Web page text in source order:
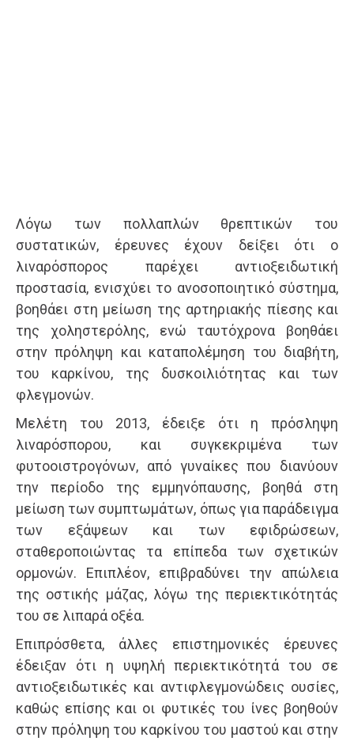
Λόγω των πολλαπλών θρεπτικών του
συστατικών, έρευνες έχουν δείξει ότι ο
λιναρόσπορος παρέχει αντιοξειδωτική
προστασία, ενισχύει το ανοσοποιητικό σύστημα,
βοηθάει στη μείωση της αρτηριακής πίεσης και
της χοληστερόλης, ενώ ταυτόχρονα βοηθάει
στην πρόληψη και καταπολέμηση του διαβήτη,
του καρκίνου, της δυσκοιλιότητας και των
φλεγμονών.
Μελέτη του 2013, έδειξε ότι η πρόσληψη
λιναρόσπορου, και συγκεκριμένα των
φυτοοιστρογόνων, από γυναίκες που διανύουν
την περίοδο της εμμηνόπαυσης, βοηθά στη
μείωση των συμπτωμάτων, όπως για παράδειγμα
των εξάψεων και των εφιδρώσεων,
σταθεροποιώντας τα επίπεδα των σχετικών
ορμονών. Επιπλέον, επιβραδύνει την απώλεια
της οστικής μάζας, λόγω της περιεκτικότητάς
του σε λιπαρά οξέα.
Επιπρόσθετα, άλλες επιστημονικές έρευνες
έδειξαν ότι η υψηλή περιεκτικότητά του σε
αντιοξειδωτικές και αντιφλεγμονώδεις ουσίες,
καθώς επίσης και οι φυτικές του ίνες βοηθούν
στην πρόληψη του καρκίνου του μαστού και στην